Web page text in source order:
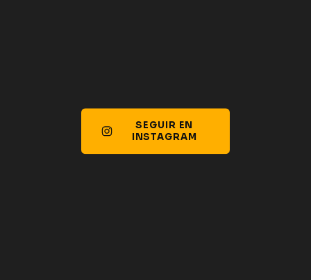
Cargar más
SEGUIR EN
INSTAGRAM